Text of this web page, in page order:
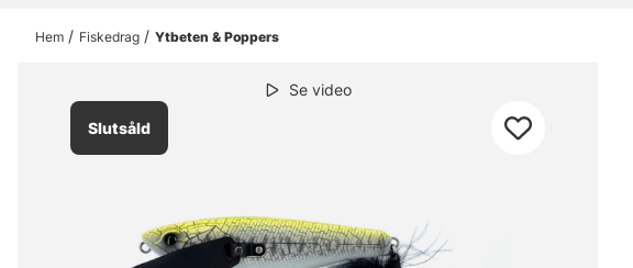
Hem Fiskedrag Ytbeten & Poppers
Slutsåld
Se video